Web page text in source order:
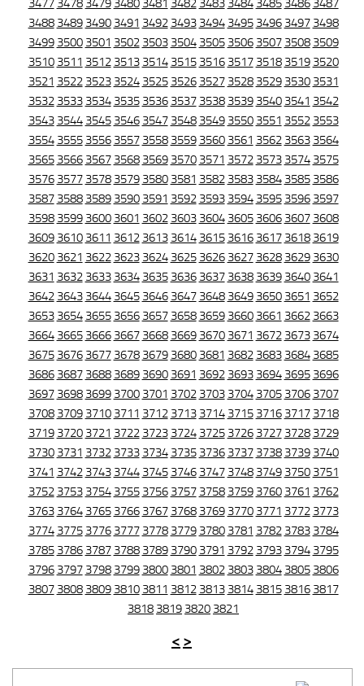
3477 3478 3479 3480 3481 3482 3483 3484 3485 3486 3487
3488 3489 3490 3491 3492 3493 3494 3495 3496 3497 3498
3499 3500 3501 3502 3503 3504 3505 3506 3507 3508 3509
3510 3511 3512 3513 3514 3515 3516 3517 3518 3519 3520
3521 3522 3523 3524 3525 3526 3527 3528 3529 3530 3531
3532 3533 3534 3535 3536 3537 3538 3539 3540 3541 3542
3543 3544 3545 3546 3547 3548 3549 3550 3551 3552 3553
3554 3555 3556 3557 3558 3559 3560 3561 3562 3563 3564
3565 3566 3567 3568 3569 3570 3571 3572 3573 3574 3575
3576 3577 3578 3579 3580 3581 3582 3583 3584 3585 3586
3587 3588 3589 3590 3591 3592 3593 3594 3595 3596 3597
3598 3599 3600 3601 3602 3603 3604 3605 3606 3607 3608
3609 3610 3611 3612 3613 3614 3615 3616 3617 3618 3619
3620 3621 3622 3623 3624 3625 3626 3627 3628 3629 3630
3631 3632 3633 3634 3635 3636 3637 3638 3639 3640 3641
3642 3643 3644 3645 3646 3647 3648 3649 3650 3651 3652
3653 3654 3655 3656 3657 3658 3659 3660 3661 3662 3663
3664 3665 3666 3667 3668 3669 3670 3671 3672 3673 3674
3675 3676 3677 3678 3679 3680 3681 3682 3683 3684 3685
3686 3687 3688 3689 3690 3691 3692 3693 3694 3695 3696
3697 3698 3699 3700 3701 3702 3703 3704 3705 3706 3707
3708 3709 3710 3711 3712 3713 3714 3715 3716 3717 3718
3719 3720 3721 3722 3723 3724 3725 3726 3727 3728 3729
3730 3731 3732 3733 3734 3735 3736 3737 3738 3739 3740
3741 3742 3743 3744 3745 3746 3747 3748 3749 3750 3751
3752 3753 3754 3755 3756 3757 3758 3759 3760 3761 3762
3763 3764 3765 3766 3767 3768 3769 3770 3771 3772 3773
3774 3775 3776 3777 3778 3779 3780 3781 3782 3783 3784
3785 3786 3787 3788 3789 3790 3791 3792 3793 3794 3795
3796 3797 3798 3799 3800 3801 3802 3803 3804 3805 3806
3807 3808 3809 3810 3811 3812 3813 3814 3815 3816 3817
3818 3819 3820 3821
< >